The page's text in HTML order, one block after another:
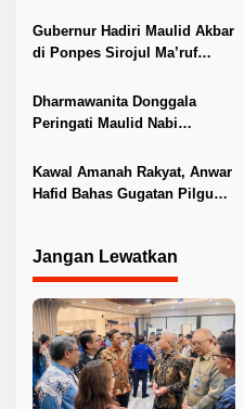
p
o
Gubernur Hadiri Maulid Akbar
di Ponpes Sirojul Ma’ruf
Dharmawanita Donggala
Peringati Maulid Nabi
Kawal Amanah Rakyat, Anwar
Hafid Bahas Gugatan Pilgub
Jangan Lewatkan